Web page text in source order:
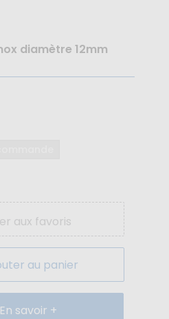
diamètre 12mm
aux favoris
au panier
En savoir +